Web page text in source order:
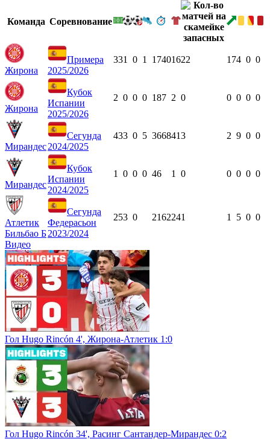
Команда Соревнование
Жирона
Примера
2025/2026
331 0 1 17401622 174 0 0
Жирона
Кубок
Испании
2025/2026
2 0 0 0 187 2 0 0 0 0 0
Мирандес
Сегунда
2024/2025
433 0 5 3668413 2 9 0 0
Мирандес
Кубок
Испании
2024/2025
1 0 0 0 46 1 0 0 0 0 0
Атлетик
Бильбао Б
Сегунда
Федерасьон
2023/2024
253 0 2162241 1 5 0 0
Видео
Гол Hugo Rincón 4', Жирона-Атлетик 1:0
Гол Hugo Rincón 34', Расинг Сантандер-Мирандес 0:2